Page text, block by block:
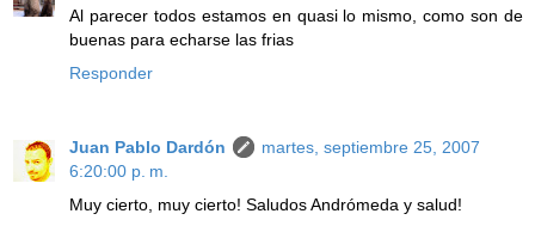
Al parecer todos estamos en quasi lo mismo, como son de
buenas para echarse las frias
Responder
Juan Pablo Dardón
martes, septiembre 25, 2007
6:20:00 p. m.
Muy cierto, muy cierto! Saludos Andrómeda y salud!